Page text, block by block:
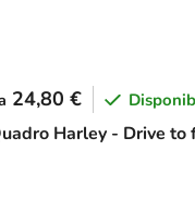
Harley - Drive to
24,80 €